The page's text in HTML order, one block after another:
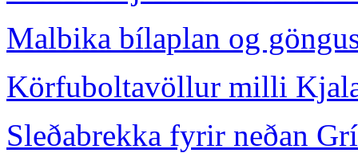
Malbika bílaplan og
Körfuboltavöllur milli
Sleðabrekka fyrir neðan